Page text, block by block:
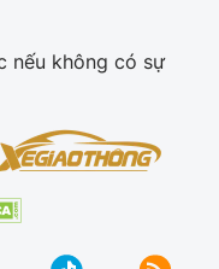
nếu không có sự